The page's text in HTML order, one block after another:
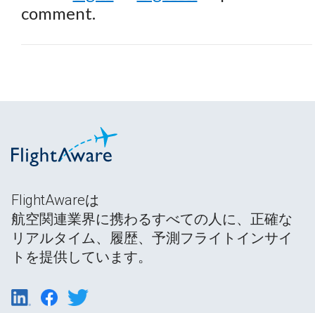
comment.
FlightAwareは
航空関連業界に携わるすべての人に、正確な
リアルタイム、履歴、予測フライトインサイ
トを提供しています。